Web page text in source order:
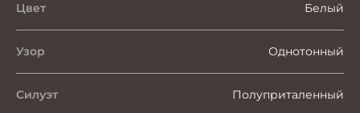
Цвет Белый
Узор Однотонный
Силуэт Полуприталенный